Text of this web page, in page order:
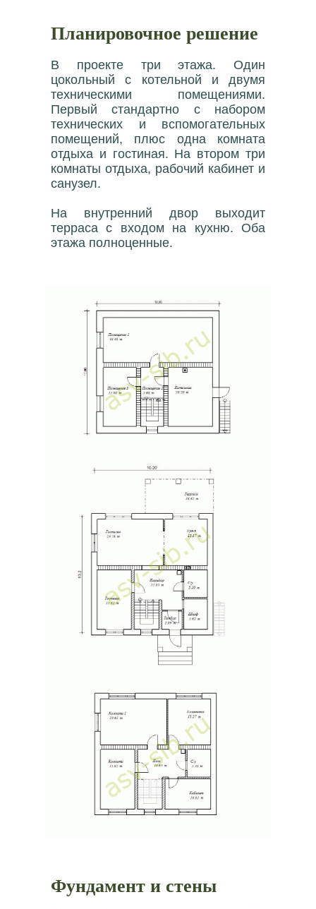
Планировочное решение
В проекте три этажа. Один
цокольный с котельной и двумя
техническими помещениями.
Первый стандартно с набором
технических и вспомогательных
помещений, плюс одна комната
отдыха и гостиная. На втором три
комнаты отдыха, рабочий кабинет и
санузел.
На внутренний двор выходит
терраса с входом на кухню. Оба
этажа полноценные.
Фундамент и стены